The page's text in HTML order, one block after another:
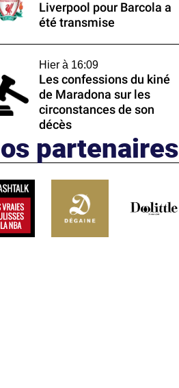
Liverpool pour Barcola a
été transmise
Hier à 16:09
Les confessions du kiné
de Maradona sur les
circonstances de son
décès
partenaires